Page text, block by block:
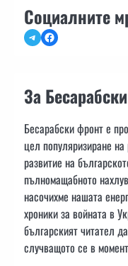
Социалните
TelegramFacebook
За
Бесарабски фронт е
цел популяризиране
развитие на
пълномащабното
насочихме нашата
хроники за войната в
българският читател
случващото се в